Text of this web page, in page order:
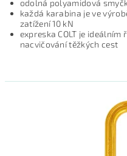
odolná polyamidová
každá karabina je ve
zatížení 10 kN
expreska COLT je
nacvičování těžkých cest